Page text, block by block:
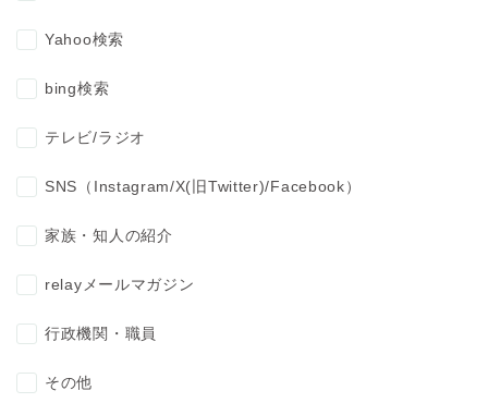
Yahoo検索
bing検索
テレビ/ラジオ
SNS（Instagram/X(旧Twitter)/Facebook）
家族・知人の紹介
relayメールマガジン
行政機関・職員
その他